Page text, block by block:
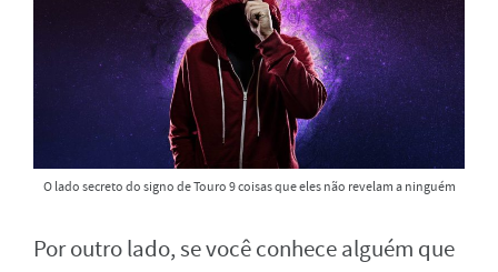
O lado secreto do signo de Touro 9 coisas que eles não revelam a ninguém
Por outro lado, se você conhece alguém que